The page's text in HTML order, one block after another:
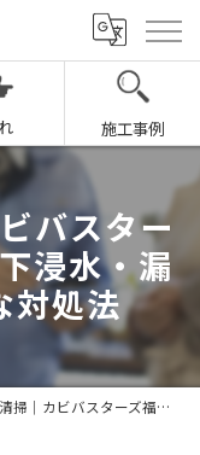
施工事例
バスター
浸水・漏
対処法
ズ福岡が教える！床下浸水・漏水時のスマートな対処法